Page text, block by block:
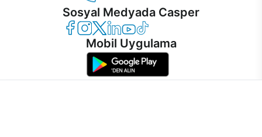
Sosyal Medyada Casper
Casper Facebook
Casper Instagram
Casper Twitter
Casper LinkedIn
Casper YouTube
Casper TikTok
Mobil Uygulama